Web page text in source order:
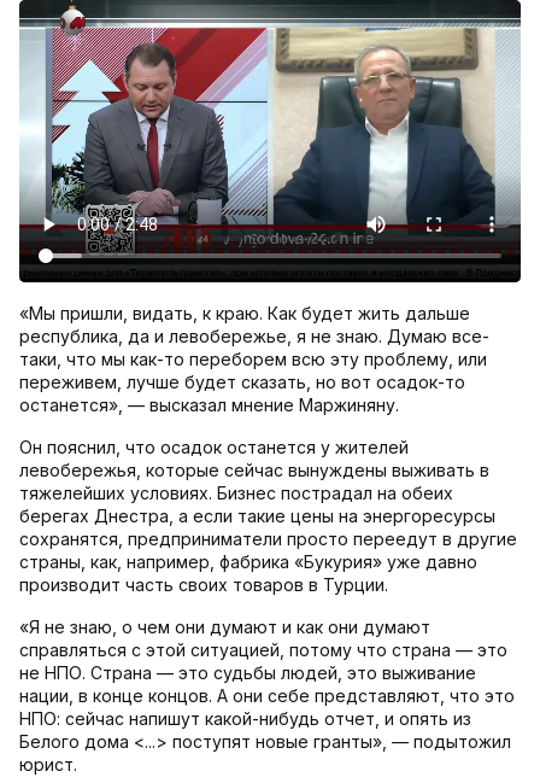
«Мы пришли, видать, к краю. Как будет жить дальше
республика, да и левобережье, я не знаю. Думаю все-
таки, что мы как-то переборем всю эту проблему, или
переживем, лучше будет сказать, но вот осадок-то
останется», — высказал мнение Маржиняну.
Он пояснил, что осадок останется у жителей
левобережья, которые сейчас вынуждены выживать в
тяжелейших условиях. Бизнес пострадал на обеих
берегах Днестра, а если такие цены на энергоресурсы
сохранятся, предприниматели просто переедут в другие
страны, как, например, фабрика «Букурия» уже давно
производит часть своих товаров в Турции.
«Я не знаю, о чем они думают и как они думают
справляться с этой ситуацией, потому что страна — это
не НПО. Страна — это судьбы людей, это выживание
нации, в конце концов. А они себе представляют, что это
НПО: сейчас напишут какой-нибудь отчет, и опять из
Белого дома <...> поступят новые гранты», — подытожил
юрист.